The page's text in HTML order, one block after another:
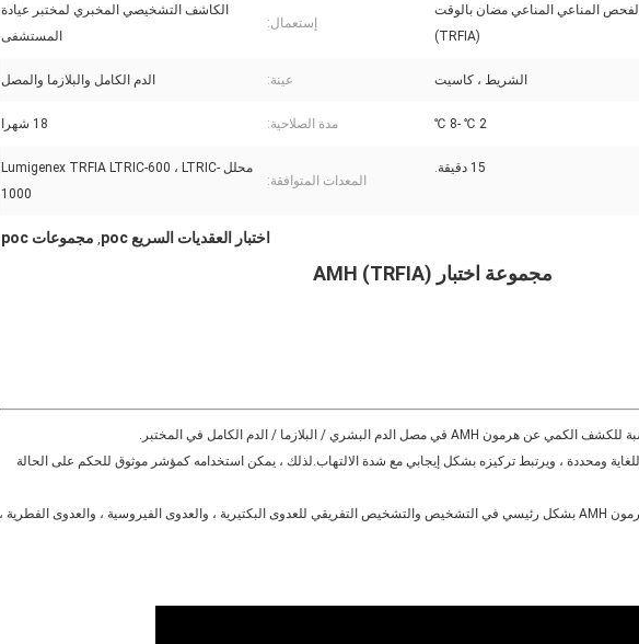
الفحص المناعي المناعي مضان بالوقت
(TRFIA)
إستعمال:
الكاشف التشخيصي المخبري لمختبر عيادة
المستشفى
الشريط ، كاسيت عينة: الدم الكامل والبلازما والمصل
2 ℃ -8 ℃ مدة الصلاحية: 18 شهرا
15 دقيقة.
المعدات المتوافقة:
محلل Lumigenex TRFIA LTRIC-600 ، LTRIC-
1000
اختبار العقديات السريع poc , مجموعات poc
مجموعة اختبار AMH (TRFIA)